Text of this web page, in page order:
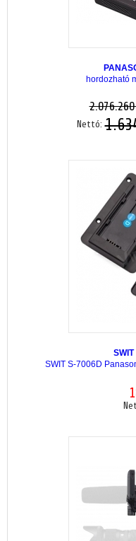
hordozható
Nettó:
SWIT
SWIT S-7006D